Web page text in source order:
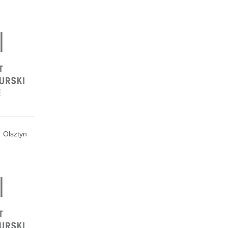
Olsztyn